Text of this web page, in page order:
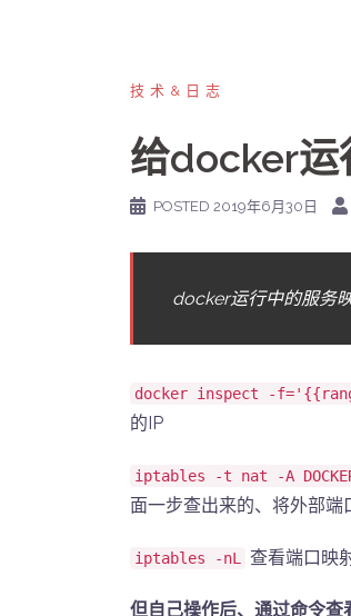
技术&日志
给docker运
POSTED 2019年6月30日
docker运行中的服务
docker inspect -
的IP
iptables -t nat -A
面一步查出来的、将外部
iptables -nL 查看端口映
但自己操作后、通过命令